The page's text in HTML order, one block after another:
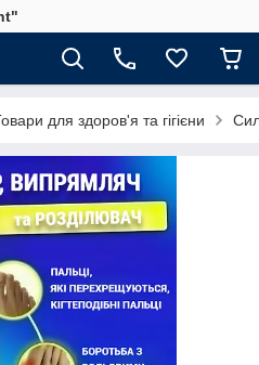
для здоров'я та гігієни